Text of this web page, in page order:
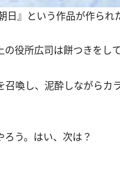
日』という作品が作ら
役所広司は餅つきをし
喚し、泥酔しながらカ
う。はい、次は？